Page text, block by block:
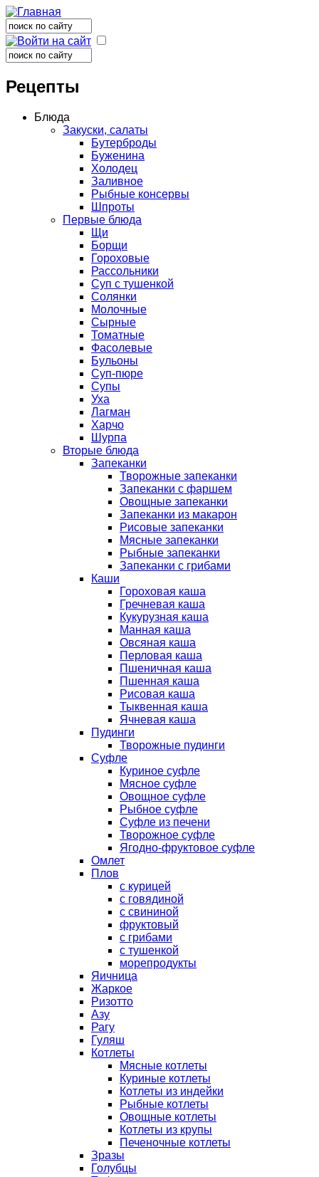
Форма поиска
Поиск
Поиск
Рецепты
Блюда
Закуски, салаты
Бутерброды
Буженина
Холодец
Заливное
Рыбные консервы
Шпроты
Первые блюда
Щи
Борщи
Гороховые
Рассольники
Суп с тушенкой
Солянки
Молочные
Сырные
Томатные
Фасолевые
Бульоны
Суп-пюре
Супы
Уха
Лагман
Харчо
Шурпа
Вторые блюда
Запеканки
Творожные запеканки
Запеканки с фаршем
Овощные запеканки
Запеканки из макарон
Рисовые запеканки
Мясные запеканки
Рыбные запеканки
Запеканки с грибами
Каши
Гороховая каша
Гречневая каша
Кукурузная каша
Манная каша
Овсяная каша
Перловая каша
Пшеничная каша
Пшенная каша
Рисовая каша
Тыквенная каша
Ячневая каша
Пудинги
Творожные пудинги
Суфле
Куриное суфле
Мясное суфле
Овощное суфле
Рыбное суфле
Суфле из печени
Творожное суфле
Ягодно-фруктовое суфле
Омлет
Плов
с курицей
с говядиной
с свининой
фруктовый
с грибами
с тушенкой
морепродукты
Яичница
Жаркое
Ризотто
Азу
Рагу
Гуляш
Котлеты
Мясные котлеты
Куриные котлеты
Котлеты из индейки
Рыбные котлеты
Овощные котлеты
Котлеты из крупы
Печеночные котлеты
Зразы
Голубцы